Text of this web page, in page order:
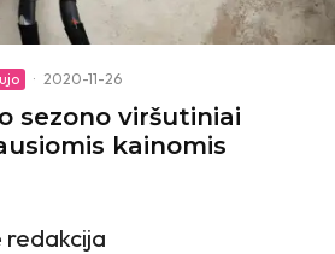
· 2020-11-26
sezono viršutiniai
kainomis
redakcija